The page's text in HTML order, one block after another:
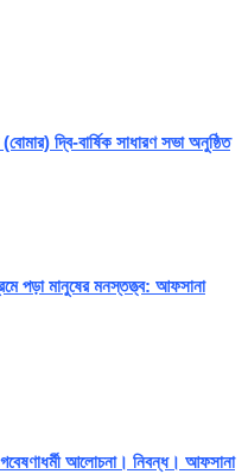
দ্বি-বার্ষিক সাধারণ সভা অনুষ্ঠিত
পড়া মানুষের মনস্তত্ত্ব: আফসানা
আলোচনা। নিবন্ধ। আফসানা